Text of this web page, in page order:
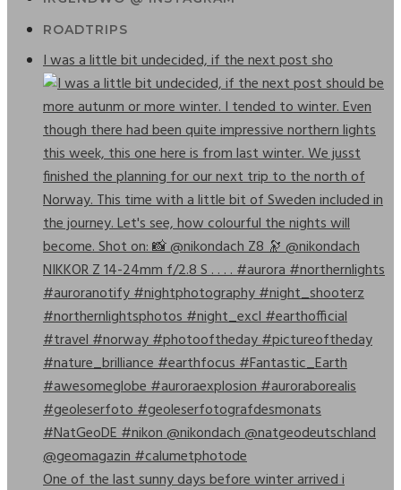
ROADTRIPS
I was a little bit undecided, if the next post sho
One of the last sunny days before winter arrived i